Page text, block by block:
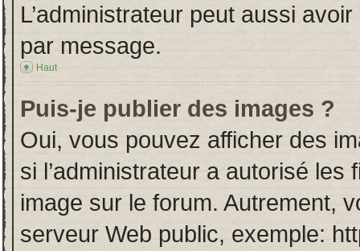
L’administrateur peut aussi
par message.
Haut
Puis-je publier des images ?
Oui, vous pouvez afficher des
si l’administrateur a autorisé
image sur le forum. Autrement,
serveur Web public, exemple: